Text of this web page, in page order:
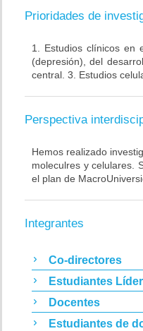
Prioridades de
1. Estudios clínicos en
(depresión), del
central. 3. Estudios
Perspectiva
Hemos realizado
moleculres y celulares.
el plan de
Integrantes
Co-directores
Estudiantes
Docentes
Estudiantes de